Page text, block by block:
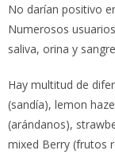
No darían positivo
Numerosos
saliva, orina y
Hay multitud de
(sandía), lemon
(arándanos),
mixed Berry (frutos